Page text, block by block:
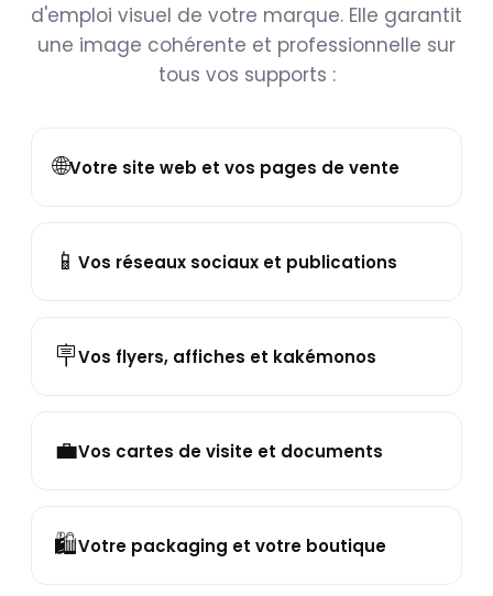
d'emploi visuel de votre marque. Elle garantit
une image cohérente et professionnelle sur
tous vos supports :
🌐Votre site web et vos pages de vente
📱 Vos réseaux sociaux et publications
🪧Vos flyers, affiches et kakémonos
💼Vos cartes de visite et documents
🛍️Votre packaging et votre boutique